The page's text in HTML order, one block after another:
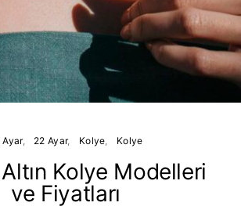
Ayar 22 Ayar Kolye Kolye
Kolye Modelleri
ve Fiyatları